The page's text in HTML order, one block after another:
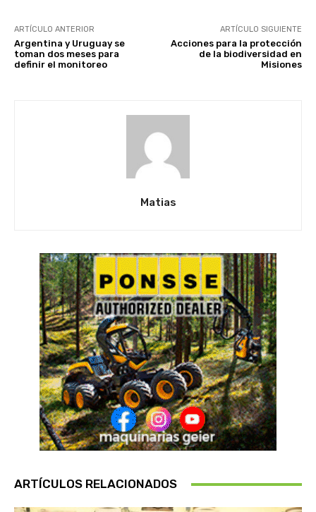
ARTÍCULO ANTERIOR
Argentina y Uruguay se
toman dos meses para
definir el monitoreo
ARTÍCULO SIGUIENTE
Acciones para la protección
de la biodiversidad en
Misiones
Matias
ARTÍCULOS RELACIONADOS